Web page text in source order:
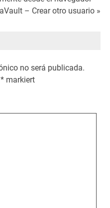
– Crear otro usuario »
no será publicada.
* markiert